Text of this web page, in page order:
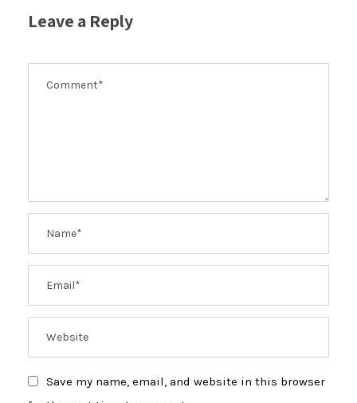
Leave a Reply
Save my name, email, and website in this browser